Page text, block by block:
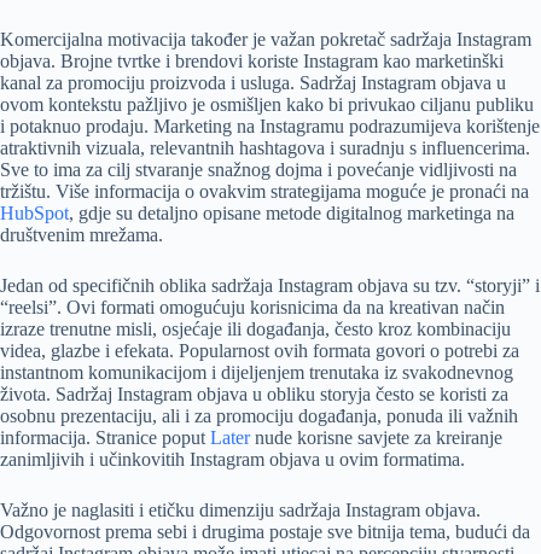
Komercijalna motivacija također je važan pokretač sadržaja Instagram
objava. Brojne tvrtke i brendovi koriste Instagram kao marketinški
kanal za promociju proizvoda i usluga. Sadržaj Instagram objava u
ovom kontekstu pažljivo je osmišljen kako bi privukao ciljanu publiku
i potaknuo prodaju. Marketing na Instagramu podrazumijeva korištenje
atraktivnih vizuala, relevantnih hashtagova i suradnju s influencerima.
Sve to ima za cilj stvaranje snažnog dojma i povećanje vidljivosti na
tržištu. Više informacija o ovakvim strategijama moguće je pronaći na
HubSpot, gdje su detaljno opisane metode digitalnog marketinga na
društvenim mrežama.
Jedan od specifičnih oblika sadržaja Instagram objava su tzv. “storyji” i
“reelsi”. Ovi formati omogućuju korisnicima da na kreativan način
izraze trenutne misli, osjećaje ili događanja, često kroz kombinaciju
videa, glazbe i efekata. Popularnost ovih formata govori o potrebi za
instantnom komunikacijom i dijeljenjem trenutaka iz svakodnevnog
života. Sadržaj Instagram objava u obliku storyja često se koristi za
osobnu prezentaciju, ali i za promociju događanja, ponuda ili važnih
informacija. Stranice poput Laternude korisne savjete za kreiranje
zanimljivih i učinkovitih Instagram objava u ovim formatima.
Važno je naglasiti i etičku dimenziju sadržaja Instagram objava.
Odgovornost prema sebi i drugima postaje sve bitnija tema, budući da